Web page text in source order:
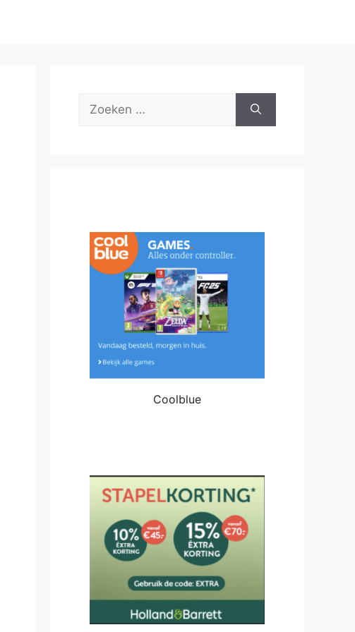
Zoek
Coolblue